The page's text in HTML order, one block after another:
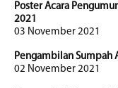
Poster Acara
2021
03 November 2021
Pengambilan Sumpah
02 November 2021